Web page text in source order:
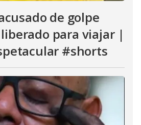
de golpe
para viajar |
#shorts